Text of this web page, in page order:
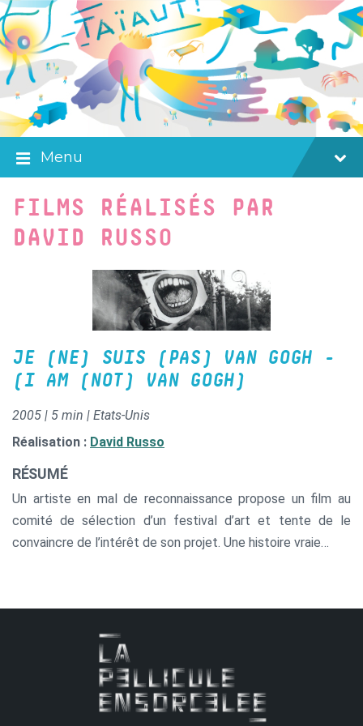
Skip
to
content
Skip
to
main
navigation
Skip
to
footer
Menu
FILMS RÉALISÉS PAR
DAVID RUSSO
JE (NE) SUIS (PAS) VAN GOGH -
(I AM (NOT) VAN GOGH)
2005 | 5 min | Etats-Unis
Réalisation : David Russo
RÉSUMÉ
Un artiste en mal de reconnaissance propose un film au
comité de sélection d’un festival d’art et tente de le
convaincre de l’intérêt de son projet. Une histoire vraie…